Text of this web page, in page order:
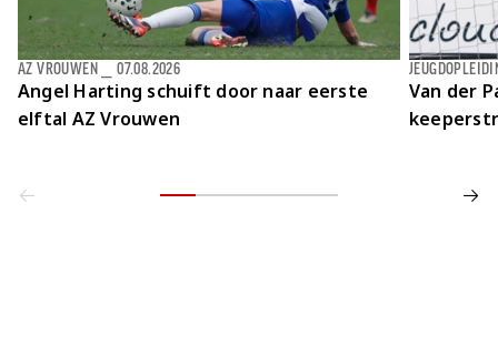
Angel Harting schuift door naar eerste
elftal AZ Vrouwen
AZ VROUWEN ⎯07.08.2026
Van der